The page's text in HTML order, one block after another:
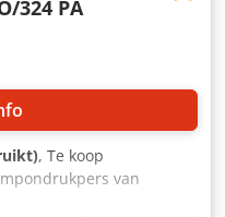
324 PA
, Te koop
van
100 mm/100 mm,